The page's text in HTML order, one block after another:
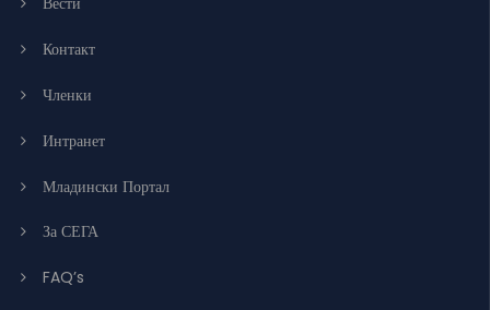
Контакт
Членки
Интранет
Младински Портал
За СЕГА
FAQ’s